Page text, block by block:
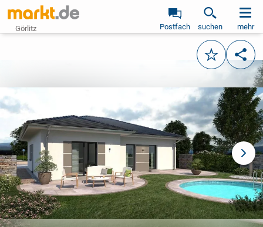
Görlitz Postfach suchen mehr
Merken
vorheriges Bild